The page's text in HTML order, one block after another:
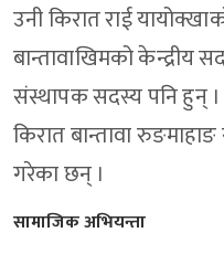
उनी किरात राई
बान्तावाखिमको केन्द्रीय
संस्थापक सदस्य पनि हुन्
किरात बान्तावा
गरेका छन् ।
सामाजिक अभियन्ता